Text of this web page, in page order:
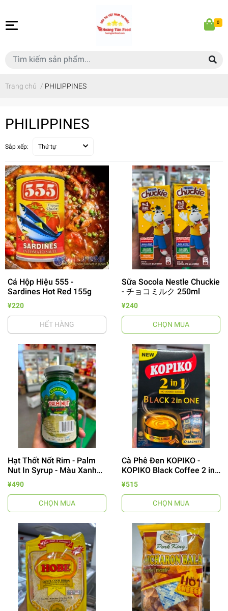
0
Trang chủ / PHILIPPINES
PHILIPPINES
Sắp xếp: Thứ tự
Cá Hộp Hiệu 555 -
Sardines Hot Red 155g
¥220
HẾT HÀNG
Sữa Socola Nestle Chuckie
- チョコミルク 250ml
¥240
CHỌN MUA
Hạt Thốt Nốt Rim - Palm
Nut In Syrup - Màu Xanh
Lá 340g
¥490
CHỌN MUA
Cà Phê Đen KOPIKO -
KOPIKO Black Coffee 2 in
1 - Hộp 10 Gói
¥515
CHỌN MUA